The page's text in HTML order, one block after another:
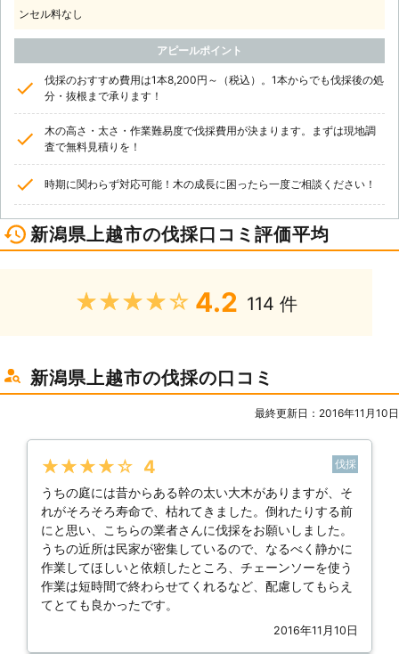
ンセル料なし
アピールポイント
伐採のおすすめ費用は1本8,200円～（税込）。1本からでも伐採後の処
分・抜根まで承ります！
木の高さ・太さ・作業難易度で伐採費用が決まります。まずは現地調
査で無料見積りを！
時期に関わらず対応可能！木の成長に困ったら一度ご相談ください！
新潟県上越市の伐採口コミ評価平均
★★★★★ 4.2 114 件
新潟県上越市の伐採の口コミ
最終更新日：2016年11月10日
★★★★★ 4 伐採
うちの庭には昔からある幹の太い大木がありますが、そ
れがそろそろ寿命で、枯れてきました。倒れたりする前
にと思い、こちらの業者さんに伐採をお願いしました。
うちの近所は民家が密集しているので、なるべく静かに
作業してほしいと依頼したところ、チェーンソーを使う
作業は短時間で終わらせてくれるなど、配慮してもらえ
てとても良かったです。
2016年11月10日